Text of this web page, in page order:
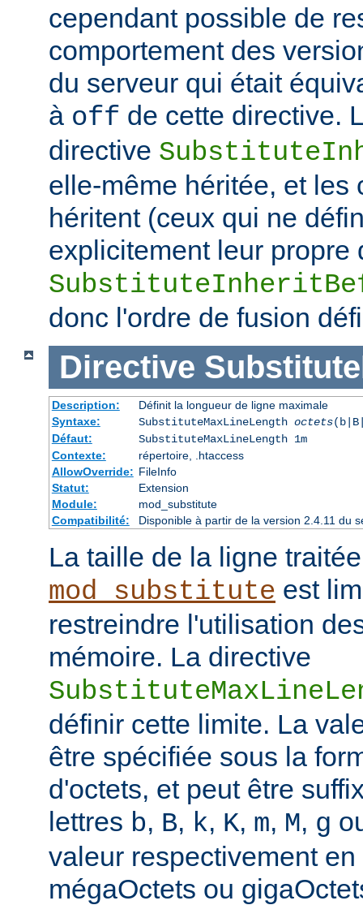
cependant possible de
comportement des
du serveur qui était
à off de cette directive.
directive
elle-même héritée, et les
héritent (ceux qui ne
explicitement leur propre
donc l'ordre de fusion
Directive
Description:
Définit la longueur de ligne maximale
Syntaxe:
SubstituteMaxLineLength octets
Défaut:
SubstituteMaxLineLength 1m
Contexte:
répertoire, .htaccess
AllowOverride: FileInfo
Statut:
Extension
Module:
mod_substitute
Compatibilité:
Disponible à partir de la version 2.4.11 du
La taille de la ligne
mod_substitute est
restreindre l'utilisation
mémoire. La directive
définir cette limite. La
être spécifiée sous la
d'octets, et peut être
lettres b, B, k, K, m, M, g
valeur respectivement
mégaOctets ou